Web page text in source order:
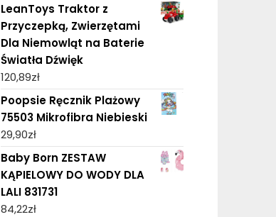
LeanToys Traktor z
Przyczepką, Zwierzętami
Dla Niemowląt na Baterie
Światła Dźwięk
120,89zł
Poopsie Ręcznik Plażowy
75503 Mikrofibra Niebieski
29,90zł
Baby Born ZESTAW
KĄPIELOWY DO WODY DLA
LALI 831731
84,22zł